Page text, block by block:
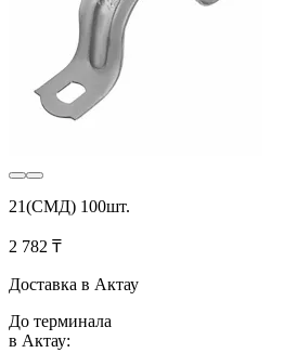
21(СМД) 100шт.
2 782 ₸
Доставка в Актау
До терминала
в Актау: